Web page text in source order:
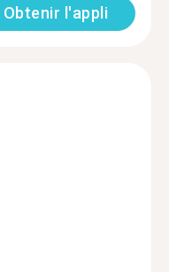
Obtenir l'appli